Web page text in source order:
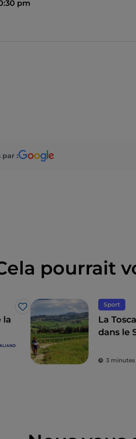
pm
par :
pourrait
J’aime
la
Sport
La
dans le
3 minutes